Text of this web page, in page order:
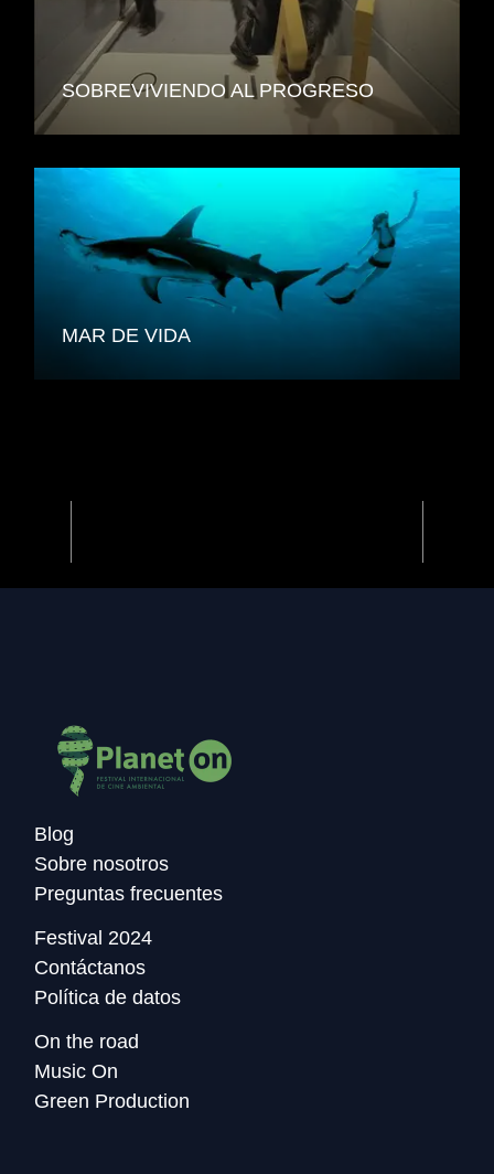
SOBREVIVIENDO AL PROGRESO
MAR DE VIDA
Blog
Sobre nosotros
Preguntas frecuentes
Festival 2024
Contáctanos
Política de datos
On the road
Music On
Green Production